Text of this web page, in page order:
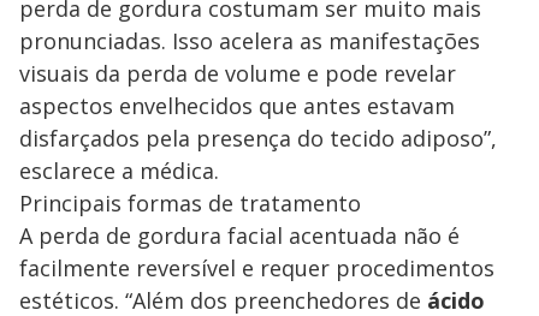
perda de gordura costumam ser muito mais
pronunciadas. Isso acelera as manifestações
visuais da perda de volume e pode revelar
aspectos envelhecidos que antes estavam
disfarçados pela presença do tecido adiposo”,
esclarece a médica.
Principais formas de tratamento
A perda de gordura facial acentuada não é
facilmente reversível e requer procedimentos
estéticos. “Além dos preenchedores de ácido